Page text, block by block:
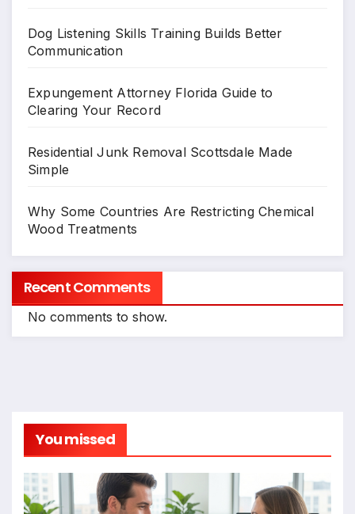
Dog Listening Skills Training Builds Better
Communication
Expungement Attorney Florida Guide to
Clearing Your Record
Residential Junk Removal Scottsdale Made
Simple
Why Some Countries Are Restricting Chemical
Wood Treatments
Recent Comments
No comments to show.
You missed